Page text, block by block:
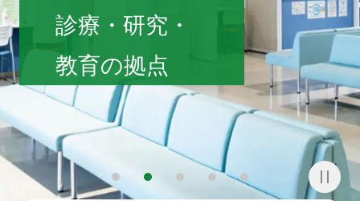
診療・研究・
教育の拠点
3 5